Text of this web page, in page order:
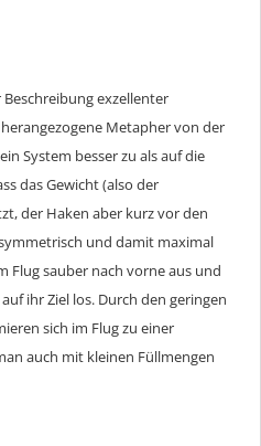
Beschreibung exzellenter
Metapher von der
System besser zu als auf die
das Gewicht (also der
der Haken aber kurz vor den
und damit maximal
Flug sauber nach vorne aus und
ihr Ziel los. Durch den geringen
sich im Flug zu einer
auch mit kleinen Füllmengen